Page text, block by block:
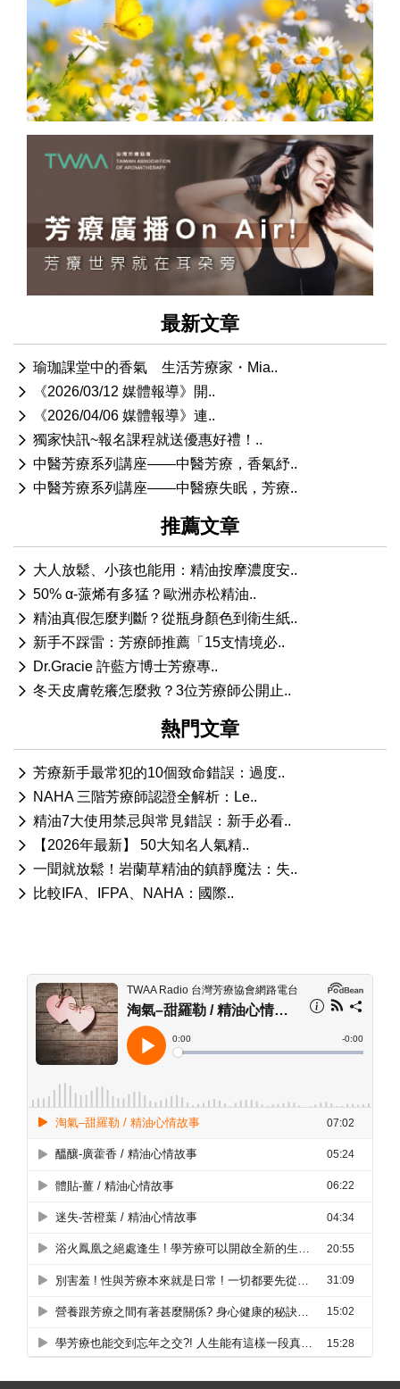
最新文章
瑜珈課堂中的香氣 生活芳療家・Mia..
《2026/03/12 媒體報導》開..
《2026/04/06 媒體報導》連..
獨家快訊~報名課程就送優惠好禮！..
中醫芳療系列講座——中醫芳療，香氣紓..
中醫芳療系列講座——中醫療失眠，芳療..
推薦文章
大人放鬆、小孩也能用：精油按摩濃度安..
50% α-蒎烯有多猛？歐洲赤松精油..
精油真假怎麼判斷？從瓶身顏色到衛生紙..
新手不踩雷：芳療師推薦「15支情境必..
Dr.Gracie 許藍方博士芳療專..
冬天皮膚乾癢怎麼救？3位芳療師公開止..
熱門文章
芳療新手最常犯的10個致命錯誤：過度..
NAHA 三階芳療師認證全解析：Le..
精油7大使用禁忌與常見錯誤：新手必看..
【2026年最新】 50大知名人氣精..
一聞就放鬆！岩蘭草精油的鎮靜魔法：失..
比較IFA、IFPA、NAHA：國際..